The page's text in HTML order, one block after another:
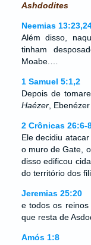
Ashdodites
Neemias
Além disso,
tinham
Moabe.…
1 Samuel 5:1,2
Depois de
Haézer,
2 Crônicas 26:6-
Ele decidiu
o muro de Gate,
disso edificou
do território dos
Jeremias 25:20
e todos os
que resta de
Amós 1:8